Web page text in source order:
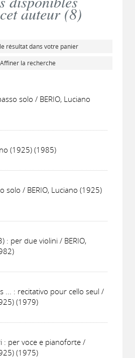
auteur (8)
résultat dans votre panier
Affiner la recherche
solo / BERIO, Luciano
(1925) (1985)
solo / BERIO, Luciano (1925)
: per due violini / BERIO,
... : recitativo pour cello seul /
(1979)
: per voce e pianoforte /
(1975)